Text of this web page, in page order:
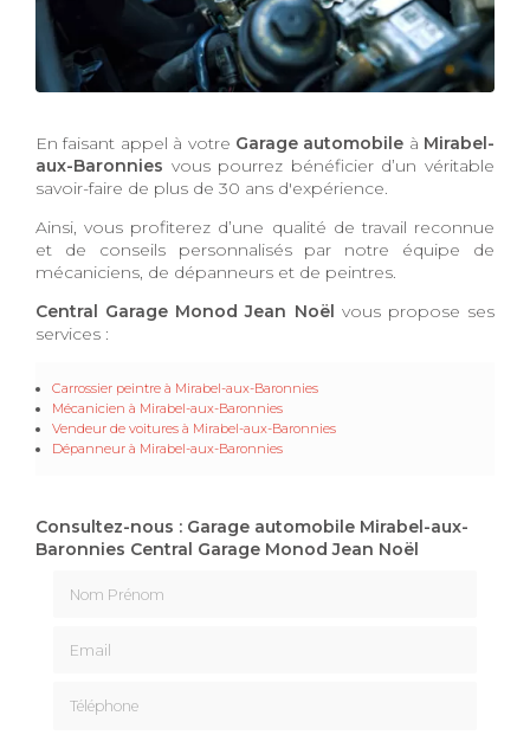
En faisant appel à votre Garage automobile à Mirabel-
aux-Baronnies vous pourrez bénéficier d’un véritable
savoir-faire de plus de 30 ans d'expérience.
Ainsi, vous profiterez d’une qualité de travail reconnue
et de conseils personnalisés par notre équipe de
mécaniciens, de dépanneurs et de peintres.
Central Garage Monod Jean Noël vous propose ses
services :
Carrossier peintre à Mirabel-aux-Baronnies
Mécanicien à Mirabel-aux-Baronnies
Vendeur de voitures à Mirabel-aux-Baronnies
Dépanneur​​​​​​​ à Mirabel-aux-Baronnies
Consultez-nous : Garage automobile Mirabel-aux-
Baronnies Central Garage Monod Jean Noël